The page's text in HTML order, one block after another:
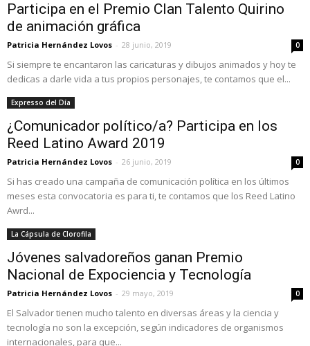
Participa en el Premio Clan Talento Quirino
de animación gráfica
Patricia Hernández Lovos - 28 junio, 2019 0
Si siempre te encantaron las caricaturas y dibujos animados y hoy te
dedicas a darle vida a tus propios personajes, te contamos que el...
Expresso del Día
¿Comunicador político/a? Participa en los
Reed Latino Award 2019
Patricia Hernández Lovos - 26 junio, 2019 0
Si has creado una campaña de comunicación política en los últimos
meses esta convocatoria es para ti, te contamos que los Reed Latino
Awrd...
La Cápsula de Clorofila
Jóvenes salvadoreños ganan Premio
Nacional de Expociencia y Tecnología
Patricia Hernández Lovos - 29 mayo, 2019 0
El Salvador tienen mucho talento en diversas áreas y la ciencia y
tecnología no son la excepción, según indicadores de organismos
internacionales, para que...